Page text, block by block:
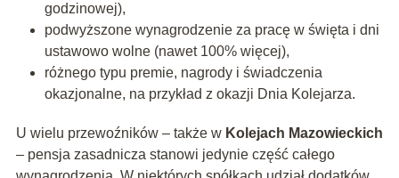
godzinowej),
podwyższone wynagrodzenie za pracę w święta i dni
ustawowo wolne (nawet 100% więcej),
różnego typu premie, nagrody i świadczenia
okazjonalne, na przykład z okazji Dnia Kolejarza.
U wielu przewoźników – także w Kolejach Mazowieckich
– pensja zasadnicza stanowi jedynie część całego